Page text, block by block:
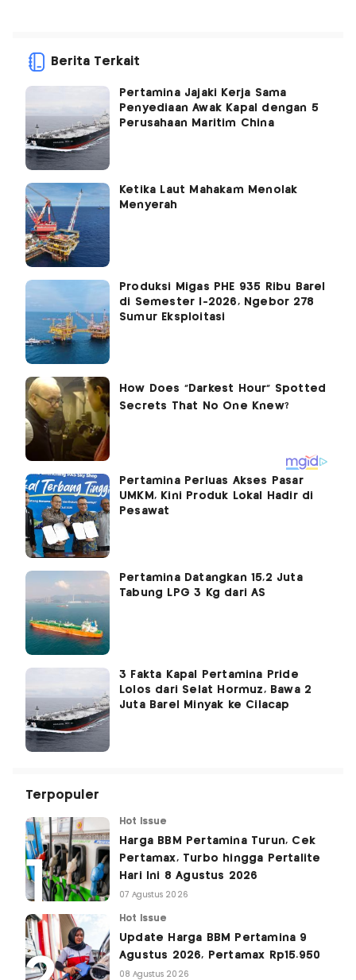
Berita Terkait
Pertamina Jajaki Kerja Sama
Penyediaan Awak Kapal dengan 5
Perusahaan Maritim China
Ketika Laut Mahakam Menolak
Menyerah
Produksi Migas PHE 935 Ribu Barel
di Semester I-2026, Ngebor 278
Sumur Eksploitasi
Pertamina Perluas Akses Pasar
UMKM, Kini Produk Lokal Hadir di
Pesawat
Pertamina Datangkan 15,2 Juta
Tabung LPG 3 Kg dari AS
3 Fakta Kapal Pertamina Pride
Lolos dari Selat Hormuz, Bawa 2
Juta Barel Minyak ke Cilacap
Terpopuler
Hot Issue
Harga BBM Pertamina Turun, Cek
Pertamax, Turbo hingga Pertalite
Hari Ini 8 Agustus 2026
07 Agustus 2026
Hot Issue
Update Harga BBM Pertamina 9
Agustus 2026, Pertamax Rp15.950
08 Agustus 2026